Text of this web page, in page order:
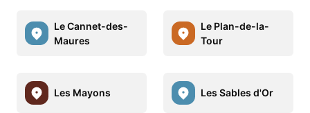
Le Cannet-des-
Maures
Le Plan-de-la-
Tour
Les Mayons Les Sables d'Or